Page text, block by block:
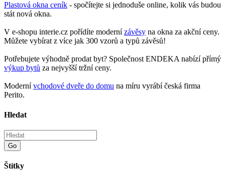
Plastová okna ceník - spočítejte si jednoduše online, kolik vás budou
stát nová okna.
V e-shopu interie.cz pořídíte modernízávěsy na okna za akční ceny.
Můžete vybírat z více jak 300 vzorů a typů závěsů!
Potřebujete výhodně prodat byt? Společnost ENDEKA nabízí přímý
výkup bytů za nejvyšší tržní ceny.
Modernívchodové dveře do domu na míru vyrábí česká firma
Perito.
Hledat
Go
Štítky